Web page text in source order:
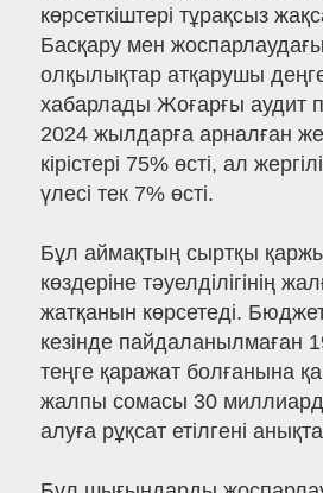
көрсеткіштері тұрақсыз
Басқару мен
олқылықтар атқарушы
хабарлады Жоғарғы аудит
2024 жылдарға арналған
кірістері 75% өсті, ал
үлесі тек 7% өсті.
Бұл аймақтың сыртқы
көздеріне тәуелділігінің
жатқанын көрсетеді.
кезінде пайдаланылмаған
теңге қаражат болғанына
жалпы сомасы 30 миллиард
алуға рұқсат етілгені